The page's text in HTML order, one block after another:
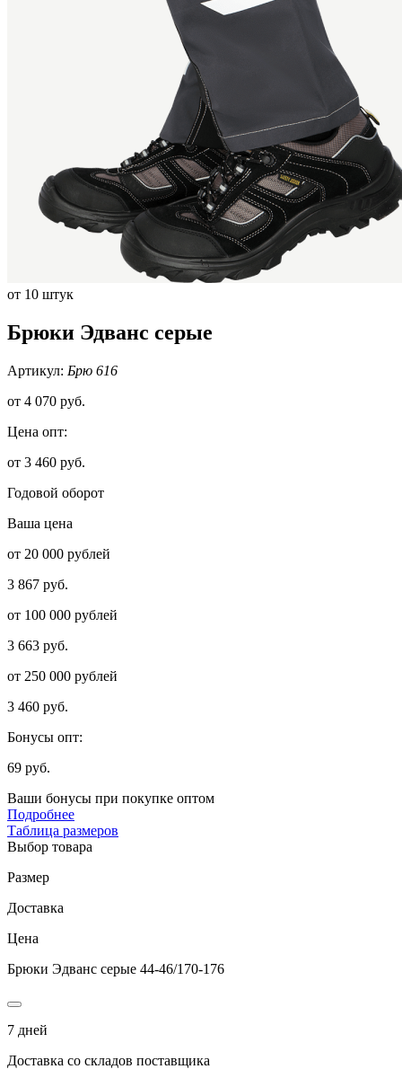
от 10 штук
Брюки Эдванс серые
Артикул: Брю 616
от 4 070 руб.
Цена опт:
от 3 460 руб.
Годовой оборот
Ваша цена
от 20 000 рублей
3 867 руб.
от 100 000 рублей
3 663 руб.
от 250 000 рублей
3 460 руб.
Бонусы опт:
69 руб.
Ваши бонусы при покупке оптом
Подробнее
Таблица размеров
Выбор товара
Размер
Доставка
Цена
Брюки Эдванс серые 44-46/170-176
7 дней
Доставка со складов поставщика